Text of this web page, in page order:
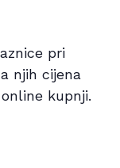
pri
njih cijena
kupnji.